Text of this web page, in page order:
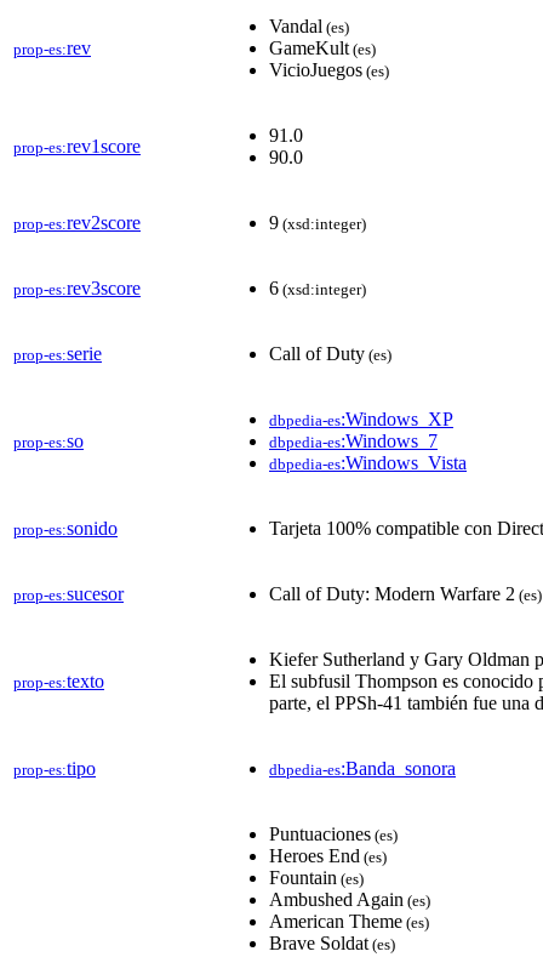
prop-es:rev
Vandal (es)
GameKult (es)
VicioJuegos (es)
prop-es:rev1score
91.0
90.0
prop-es:rev2score 9 (xsd:integer)
prop-es:rev3score 6 (xsd:integer)
prop-es:serie Call of Duty (es)
prop-es:so
dbpedia-es:Windows_XP
dbpedia-es:Windows_7
dbpedia-es:Windows_Vista
prop-es:sonido Tarjeta 100% compatible con
prop-es:sucesor Call of Duty: Modern Warfare 2 (es)
prop-es:texto
Kiefer Sutherland y Gary Oldman
El subfusil Thompson es conocido
parte, el PPSh-41 también fue una
prop-es:tipo dbpedia-es:Banda_sonora
Puntuaciones (es)
Heroes End (es)
Fountain (es)
Ambushed Again (es)
American Theme (es)
Brave Soldat (es)